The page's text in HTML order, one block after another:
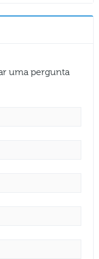
uma pergunta